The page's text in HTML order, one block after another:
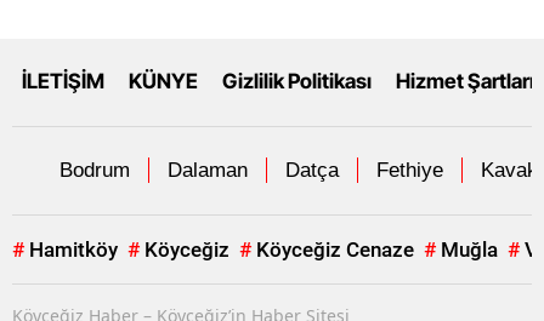
İLETİŞİM KÜNYE Gizlilik Politikası Hizmet Şartları
Bodrum Dalaman Datça Fethiye
# Hamitköy # Köyceğiz # Köyceğiz Cenaze # Muğla #
Köyceğiz Haber – Köyceğiz’in Haber Sitesi